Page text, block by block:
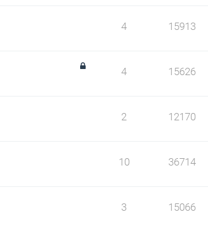
4 15913
4 15626
2 12170
10 36714
3 15066